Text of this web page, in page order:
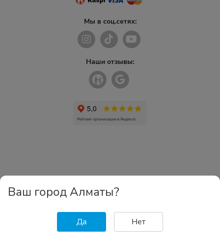
Мы в соц.сетях:
Наши отзывы:
Ваш город Алматы?
Да Нет